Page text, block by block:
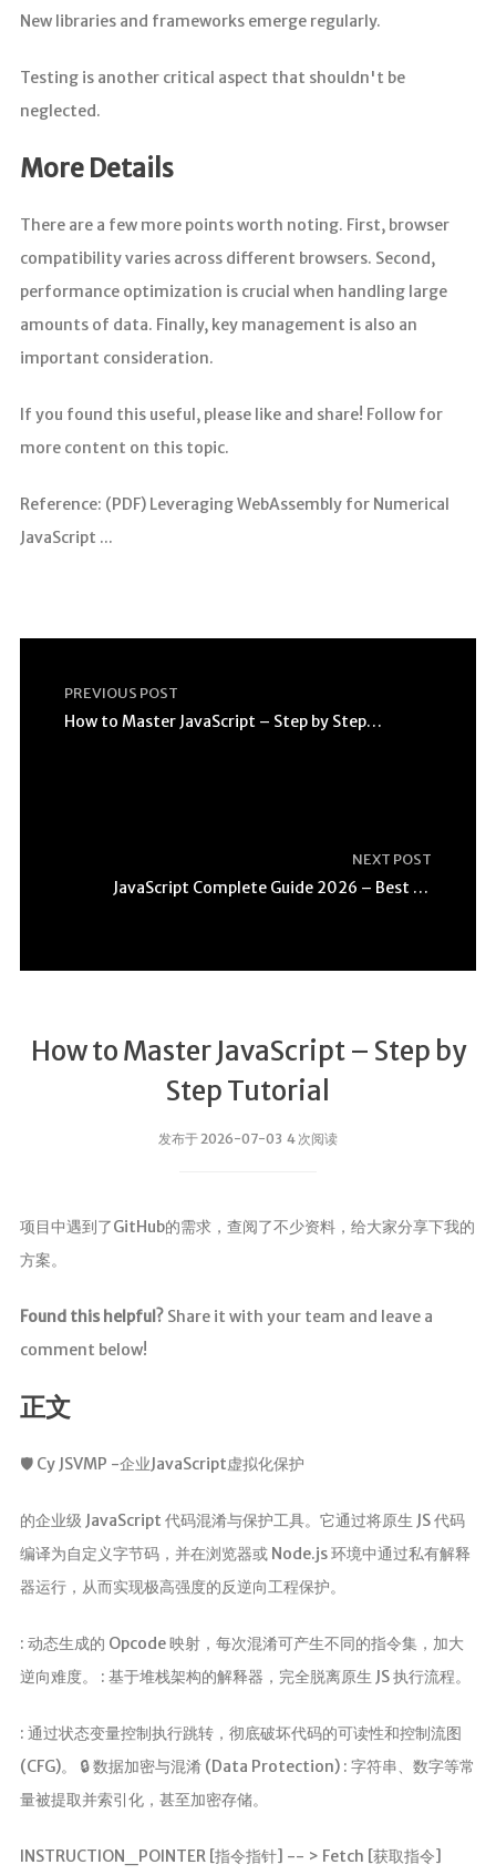
New libraries and frameworks emerge regularly.
Testing is another critical aspect that shouldn't be
neglected.
More Details
There are a few more points worth noting. First, browser
compatibility varies across different browsers. Second,
performance optimization is crucial when handling large
amounts of data. Finally, key management is also an
important consideration.
If you found this useful, please like and share! Follow for
more content on this topic.
Reference: (PDF) Leveraging WebAssembly for Numerical
JavaScript ...
PREVIOUS POST
How to Master JavaScript – Step by Step Tutorial
NEXT POST
JavaScript Complete Guide 2026 – Best Practices
How to Master JavaScript – Step by
Step Tutorial
发布于 2026-07-03 4 次阅读
项目中遇到了GitHub的需求，查阅了不少资料，给大家分享下我的
方案。
Found this helpful?Share it with your team and leave a
comment below!
正文
🛡️ Cy JSVMP -企业JavaScript虚拟化保护
的企业级 JavaScript 代码混淆与保护工具。它通过将原生 JS 代码
编译为自定义字节码，并在浏览器或 Node.js 环境中通过私有解释
器运行，从而实现极高强度的反逆向工程保护。
: 动态生成的 Opcode 映射，每次混淆可产生不同的指令集，加大
逆向难度。 : 基于堆栈架构的解释器，完全脱离原生 JS 执行流程。
: 通过状态变量控制执行跳转，彻底破坏代码的可读性和控制流图
(CFG)。 🔒 数据加密与混淆 (Data Protection) : 字符串、数字等常
量被提取并索引化，甚至加密存储。
INSTRUCTION_POINTER [指令指针] -- > Fetch [获取指令]